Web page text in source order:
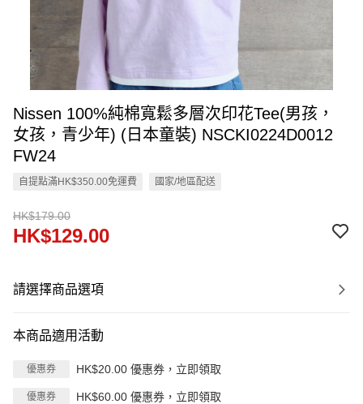
Nissen 100%純棉寬鬆多層次印花Tee(男孩，
女孩，青少年) (日本童裝) NSCKI0224D0012
FW24
自提點滿HK$350.00免運費 國家/地區配送
HK$179.00
HK$129.00
請選擇商品選項
本商品適用活動
優惠券 HK$20.00 優惠券，立即領取
優惠券 HK$60.00 優惠券，立即領取